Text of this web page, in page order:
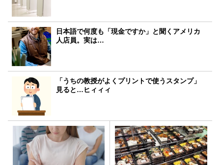
日本語で何度も「現金ですか」と聞くアメリカ
人店員。実は…
「うちの教授がよくプリントで使うスタンプ」
見ると…ヒィィィ